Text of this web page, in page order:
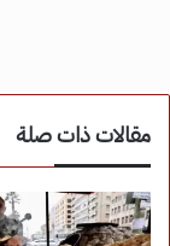
مقالات ذات صلة